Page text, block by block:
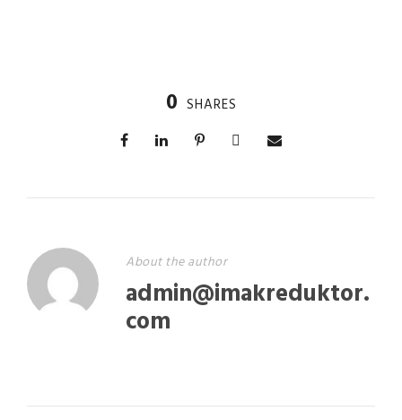
0 SHARES
About the author
admin@imakreduktor.
com